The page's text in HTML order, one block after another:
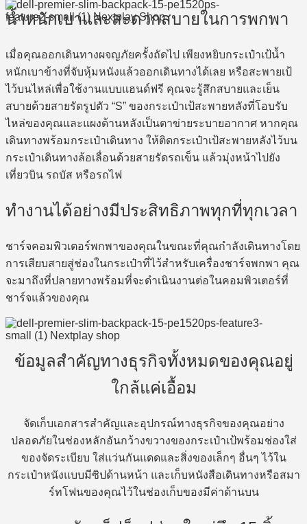
น้ำหนักเบาและสะดวกสบายในการพกพา
เมื่อคุณออกเดินทางผจญภัยครั้งถัดไป เพียงหยิบกระเป๋าเป้น้ำ
หนักเบาข้างที่จับหุ้มหนังแล้วออกเดินทางได้เลย หรือสะพายเป้
ไว้บนไหล่เพื่อใช้งานแบบแฮนด์ฟรี คุณจะรู้สึกสบายและเย็น
สบายด้วยสายรัดรูปตัว “S” ของกระเป๋าเป้สะพายหลังที่โอบรับ
ไหล่ของคุณและแผงด้านหลังเป็นตาข่ายระบายอากาศ หากคุณ
เดินทางพร้อมกระเป๋าเดินทาง ให้ติดกระเป๋าเป้สะพายหลังไว้บน
กระเป๋าเดินทางล้อเลื่อนด้วยสายรัดรถเข็น แล้วมุ่งหน้าไปยัง
เที่ยวบิน รถบัส หรือรถไฟ
ทำงานได้อย่างมีประสิทธิภาพทุกที่ทุกเวลา
ชาร์จคอมพิวเตอร์พกพาของคุณในขณะที่คุณกำลังเดินทางโดย
การเสียบสายสู่ช่องในกระเป๋าที่ไว้สำหรับเครื่องชาร์จพกพา คุณ
จะมาถึงที่ปลายทางพร้อมที่จะดำเนินงานต่อในคอมพิวเตอร์ที่
ชาร์จแล้วของคุณ
ข้อมูลสำคัญทางธุรกิจทั้งหมดของคุณอยู่
ใกล้แค่เอื้อม
จัดเก็บเอกสารสำคัญและอุปกรณ์ทางธุรกิจของคุณอย่าง
ปลอดภัยในช่องหลักอันกว้างขวางของกระเป๋าเป้พร้อมช่องใส่
ของจัดระเบียบ ใส่แว่นกันแดดและสิ่งของเล็กๆ อื่นๆ ไว้ใน
กระเป๋าหนังแบบมีซิปด้านหน้า และเก็บหนังสือเดินทางหรือสมา
ร์ทโฟนของคุณไว้ในช่องเก็บของมีค่าด้านบน